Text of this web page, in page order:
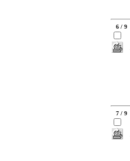
6 / 9
7 / 9